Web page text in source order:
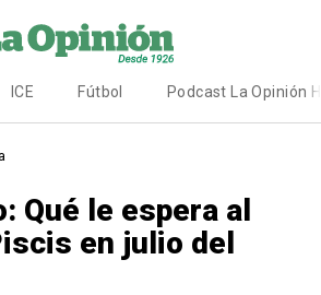
ICE Fútbol Podcast La Opinión
Qué le espera al
en julio del